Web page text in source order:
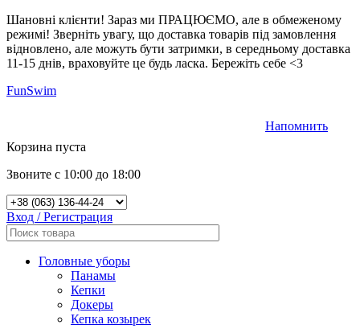
Шановні клієнти! Зараз ми ПРАЦЮЄМО, але в обмеженому
режимі! Зверніть увагу, що доставка товарів під замовлення
відновлено, але можуть бути затримки, в середньому доставка
11-15 днів, враховуйте це будь ласка. Бережіть себе <3
FunSwim
Корзина пуста
Звоните с 10:00 до 18:00
Вход / Регистрация
Головные уборы
Панамы
Кепки
Докеры
Кепка козырек
Напомнить